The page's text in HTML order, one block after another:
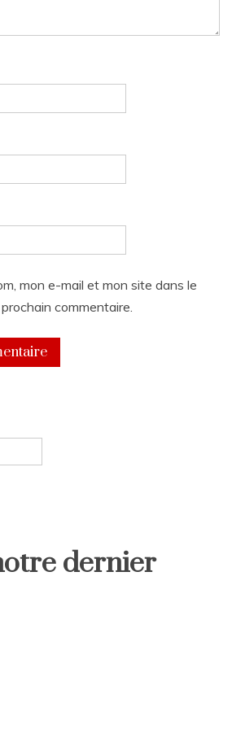
mon e-mail et mon site dans le
commentaire.
dernier